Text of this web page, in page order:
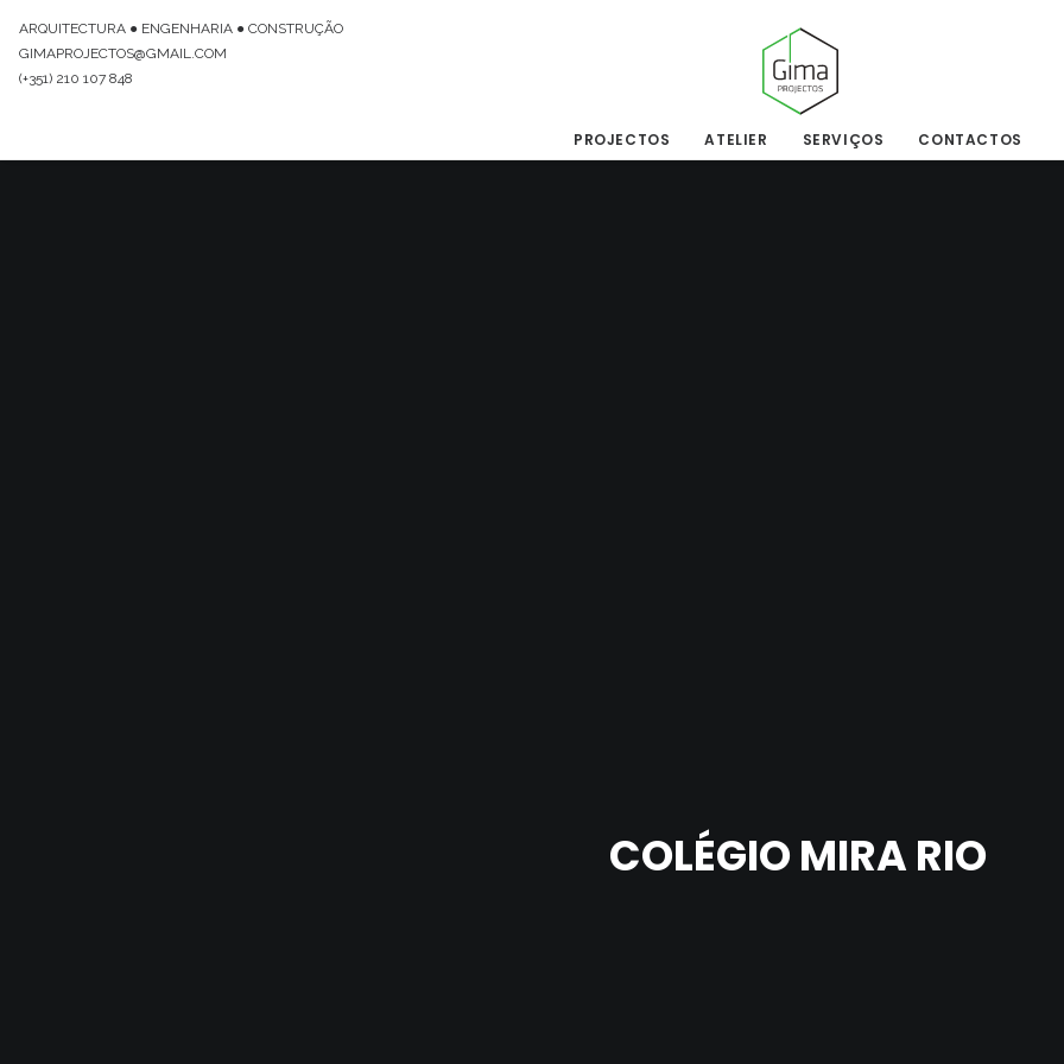
ARQUITECTURA ● ENGENHARIA ● CONSTRUÇÃO
GIMAPROJECTOS@GMAIL.COM
(+351) 210 107 848
PROJECTOS ATELIER SERVIÇOS CONTACTOS
COLÉGIO MIRA RIO